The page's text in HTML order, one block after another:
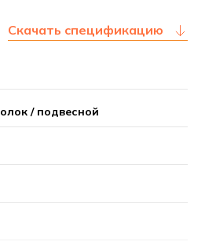
Скачать спецификацию
/ подвесной